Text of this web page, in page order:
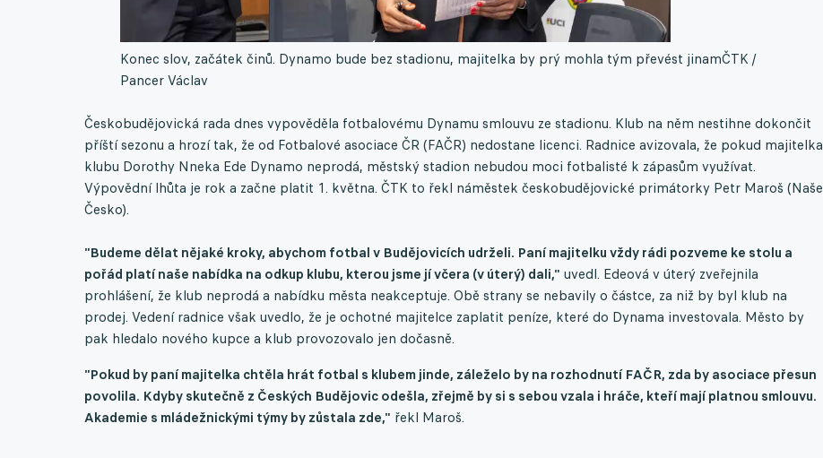
Konec slov, začátek činů. Dynamo bude bez stadionu, majitelka by prý mohla tým převést jinamČTK /
Pancer Václav
Českobudějovická rada dnes vypověděla fotbalovému Dynamu smlouvu ze stadionu. Klub na něm nestihne dokončit
příští sezonu a hrozí tak, že od Fotbalové asociace ČR (FAČR) nedostane licenci. Radnice avizovala, že pokud majitelka
klubu Dorothy Nneka Ede Dynamo neprodá, městský stadion nebudou moci fotbalisté k zápasům využívat.
Výpovědní lhůta je rok a začne platit 1. května. ČTK to řekl náměstek českobudějovické primátorky Petr Maroš (Naše
Česko).
"Budeme dělat nějaké kroky, abychom fotbal v Budějovicích udrželi. Paní majitelku vždy rádi pozveme ke stolu a
pořád platí naše nabídka na odkup klubu, kterou jsme jí včera (v úterý) dali," uvedl. Edeová v úterý zveřejnila
prohlášení, že klub neprodá a nabídku města neakceptuje. Obě strany se nebavily o částce, za niž by byl klub na
prodej. Vedení radnice však uvedlo, že je ochotné majitelce zaplatit peníze, které do Dynama investovala. Město by
pak hledalo nového kupce a klub provozovalo jen dočasně.
"Pokud by paní majitelka chtěla hrát fotbal s klubem jinde, záleželo by na rozhodnutí FAČR, zda by asociace přesun
povolila. Kdyby skutečně z Českých Budějovic odešla, zřejmě by si s sebou vzala i hráče, kteří mají platnou smlouvu.
Akademie s mládežnickými týmy by zůstala zde," řekl Maroš.